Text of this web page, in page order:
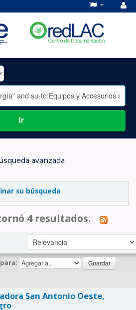
Ir
avanzada
su búsqueda
4 resultados.
San Antonio Oeste,